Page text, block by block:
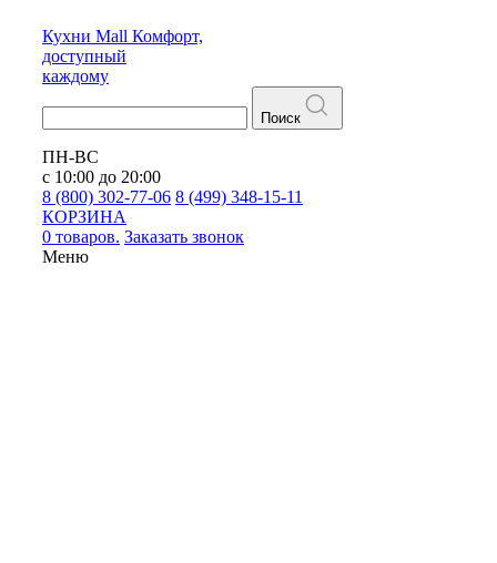
Кухни Mall Комфорт,
доступный
каждому
Поиск
ПН-ВС
с 10:00 до 20:00
8 (800) 302-77-06 8 (499) 348-15-11
КОРЗИНА
0 товаров. Заказать звонок
Меню